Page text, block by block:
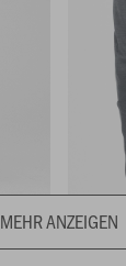
MEHR ANZEIGEN